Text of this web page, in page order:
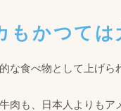
もかつては
な食べ物として上げら
肉も、日本人よりも